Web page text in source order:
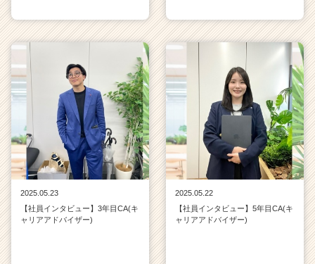
2025.05.23
【社員インタビュー】3年目CA(キ
ャリアアドバイザー)
2025.05.22
【社員インタビュー】5年目CA(キ
ャリアアドバイザー)